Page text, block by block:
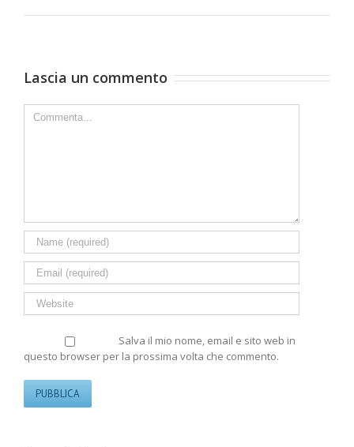
Lascia un commento
Comment
Salva il mio nome, email e sito web in
questo browser per la prossima volta che commento.